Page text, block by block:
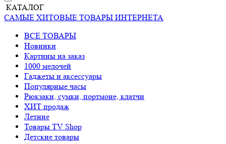
КАТАЛОГ
САМЫЕ ХИТОВЫЕ ТОВАРЫ ИНТЕРНЕТА
ВСЕ ТОВАРЫ
Новинки
Картины на заказ
1000 мелочей
Гаджеты и аксессуары
Популярные часы
Рюкзаки, сумки, портмоне, клатчи
ХИТ продаж
Летние
Товары TV Shop
Детские товары